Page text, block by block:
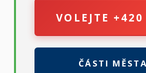
VOLEJTE
ČÁSTI MĚSTA